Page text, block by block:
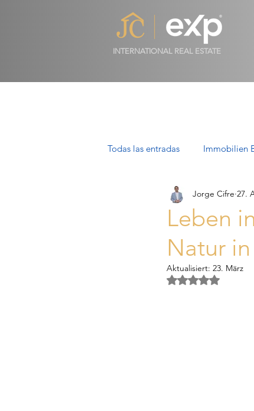
INTERNATIONAL REAL ESTATE
Todas las entradas Immobilien
Luxusimmobilien in Mallorca
Villen auf Mallorca: Luxus, Stil
Leben
Natur
Jorge Cifre 27.
Aktualisiert: 23. März
Mit NaN von 5